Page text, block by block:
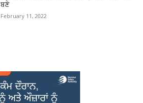
ਬਣੇ
February 11, 2022